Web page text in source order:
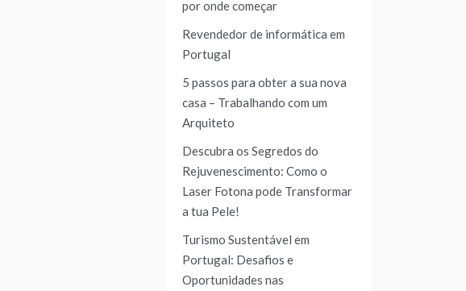
por onde começar
Revendedor de informática em
Portugal
5 passos para obter a sua nova
casa – Trabalhando com um
Arquiteto
Descubra os Segredos do
Rejuvenescimento: Como o
Laser Fotona pode Transformar
a tua Pele!
Turismo Sustentável em
Portugal: Desafios e
Oportunidades nas